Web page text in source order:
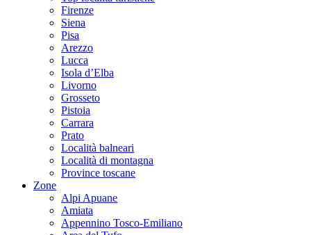
Firenze
Siena
Pisa
Arezzo
Lucca
Isola d’Elba
Livorno
Grosseto
Pistoia
Carrara
Prato
Località balneari
Località di montagna
Province toscane
Zone
Alpi Apuane
Amiata
Appennino Tosco-Emiliano